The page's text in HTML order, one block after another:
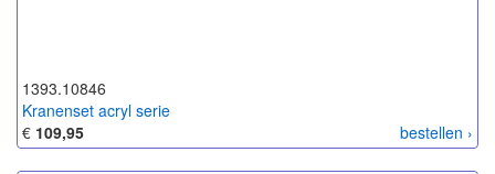
1393.10846
Kranenset acryl serie
bestellen ›
€ 109,95